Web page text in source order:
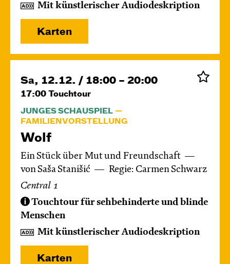
Mit künstlerischer Audiodeskription
Karten
Sa, 12.12. / 18:00 – 20:00
17:00 Touchtour
JUNGES SCHAUSPIEL
FAMILIENVORSTELLUNG
Wolf
Ein Stück über Mut und Freundschaft
von Saša Stanišić
Regie: Carmen Schwarz
Central 1
Touchtour für sehbehinderte und blinde
Menschen
Mit künstlerischer Audiodeskription
Karten